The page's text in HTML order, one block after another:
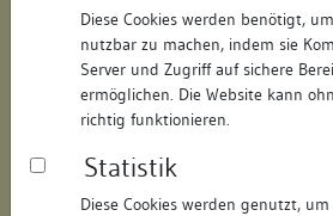
Diese Cookies werden benötigt,
nutzbar zu machen, indem sie
Server und Zugriff auf sichere
ermöglichen. Die Website kann
richtig funktionieren.
Statistik
Diese Cookies werden genutzt,
141316049146/Datum:27.06.2008
Datenbestand:
Bauforschung
Objektdaten